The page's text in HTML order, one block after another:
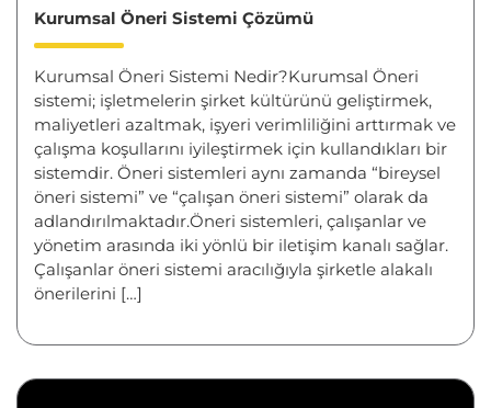
Kurumsal Öneri Sistemi Çözümü
Kurumsal Öneri Sistemi Nedir?Kurumsal Öneri
sistemi; işletmelerin şirket kültürünü geliştirmek,
maliyetleri azaltmak, işyeri verimliliğini arttırmak ve
çalışma koşullarını iyileştirmek için kullandıkları bir
sistemdir. Öneri sistemleri aynı zamanda “bireysel
öneri sistemi” ve “çalışan öneri sistemi” olarak da
adlandırılmaktadır.Öneri sistemleri, çalışanlar ve
yönetim arasında iki yönlü bir iletişim kanalı sağlar.
Çalışanlar öneri sistemi aracılığıyla şirketle alakalı
önerilerini […]